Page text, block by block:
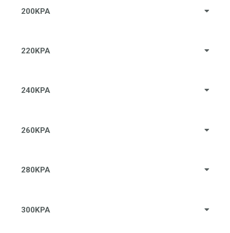
200KPA
220KPA
240KPA
260KPA
280KPA
300KPA